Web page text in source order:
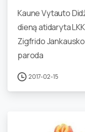
Kaune Vytauto
dieną atidaryta
Zigfrido
paroda
2017-02-15